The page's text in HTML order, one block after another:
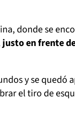
donde se
en frente
y se quedó
el tiro de